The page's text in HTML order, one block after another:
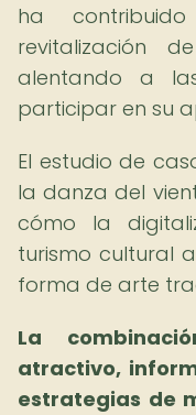
ha
revitalización
alentando a
participar en su
El estudio de
la danza del
cómo la
turismo cultural
forma de arte
La
atractivo,
estrategias de